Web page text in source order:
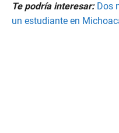
Te podría interesar: Dos
un estudiante en